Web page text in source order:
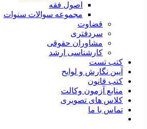
اصول فقه
مجموعه سوالات سنوات
قضاوت
سردفتری
مشاوران حقوقی
کارشناسی ارشد
کتب تست
آیین نگارش و لوایح
کتب قانون
منابع آزمون وکالت
کلاس های تصویری
تماس با ما